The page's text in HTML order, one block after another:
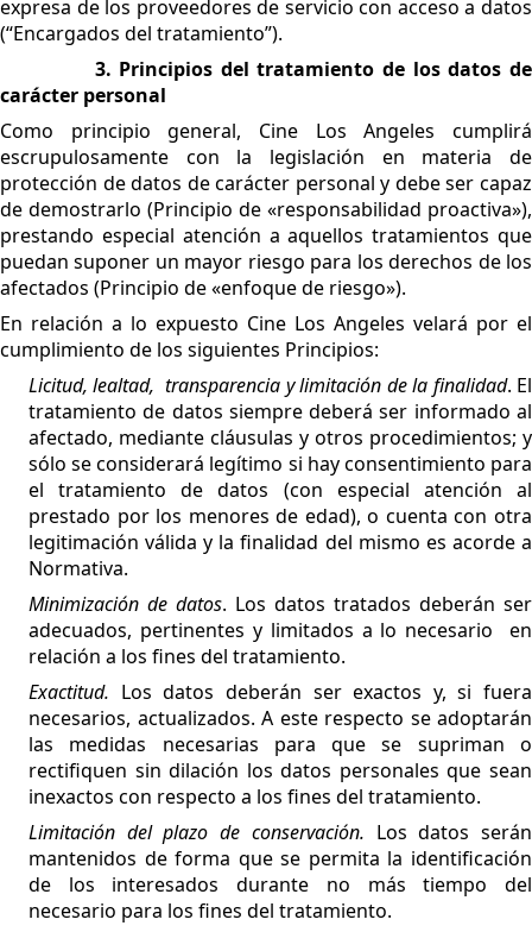
expresa de los proveedores de servicio con acceso a datos
(“Encargados del tratamiento”).
3. Principios del tratamiento de los datos de
carácter personal
Como principio general, Cine Los Angeles cumplirá
escrupulosamente con la legislación en materia de
protección de datos de carácter personal y debe ser capaz
de demostrarlo (Principio de «responsabilidad proactiva»),
prestando especial atención a aquellos tratamientos que
puedan suponer un mayor riesgo para los derechos de los
afectados (Principio de «enfoque de riesgo»).
En relación a lo expuesto Cine Los Angeles velará por el
cumplimiento de los siguientes Principios:
Licitud, lealtad, transparencia y limitación de la finalidad. El
tratamiento de datos siempre deberá ser informado al
afectado, mediante cláusulas y otros procedimientos; y
sólo se considerará legítimo si hay consentimiento para
el tratamiento de datos (con especial atención al
prestado por los menores de edad), o cuenta con otra
legitimación válida y la finalidad del mismo es acorde a
Normativa.
Minimización de datos. Los datos tratados deberán ser
adecuados, pertinentes y limitados a lo necesario en
relación a los fines del tratamiento.
Exactitud. Los datos deberán ser exactos y, si fuera
necesarios, actualizados. A este respecto se adoptarán
las medidas necesarias para que se supriman o
rectifiquen sin dilación los datos personales que sean
inexactos con respecto a los fines del tratamiento.
Limitación del plazo de conservación. Los datos serán
mantenidos de forma que se permita la identificación
de los interesados durante no más tiempo del
necesario para los fines del tratamiento.